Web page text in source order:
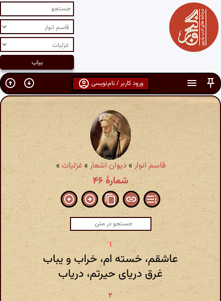
ورود کاربر / نام‌نویسی
قاسم انوار»دیوان اشعار »غزلیات»
شمارهٔ ۴۶
عاشقم، خسته ام، خراب و یباب
غرق دریای حیرتم، دریاب